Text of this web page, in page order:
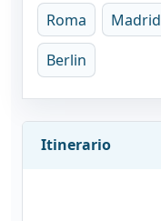
Roma Madrid
Berlin
Itinerario